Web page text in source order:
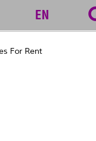
EN
For Rent